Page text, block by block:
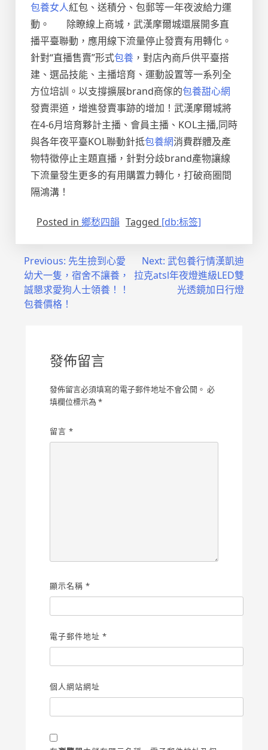
包養女人紅包、送積分、包郵等一年夜波給力運
動。
除瞭線上商城，武漢摩爾城還展開多直
播平臺聯動，應用線下流量停止發賣有用轉化。
針對“直播售賣”形式包養 ，對店內商戶供平臺搭
建、選品技能、主播培育、運動設置等一系列全
方位培訓。以支撐擴展brand商傢的包養甜心網
發賣渠道，增進發賣事跡的增加！武漢摩爾城將
在4-6月培育夥計主播、會員主播、KOL主播,同時
與各年夜平臺KOL聯動針抵包養網消費群體及產
物特徵停止主題直播，針對分歧brand產物讓線
下流量發生更多的有用購置力轉化，打破商圈間
隔鴻溝！
Posted in 鄉愁四韻 Tagged [db:标签]
Previous: 先生撿到心愛
幼犬一隻，宿舍不讓養，
誠懇求愛狗人士領養！！
包養價格！
Next: 武包養行情漢凱迪
拉克atsl年夜燈進級LED雙
光透鏡加日行燈
發佈留言
發佈留言必須填寫的電子郵件地址不會公開。 必
填欄位標示為 *
留言 *
顯示名稱 *
電子郵件地址 *
個人網站網址